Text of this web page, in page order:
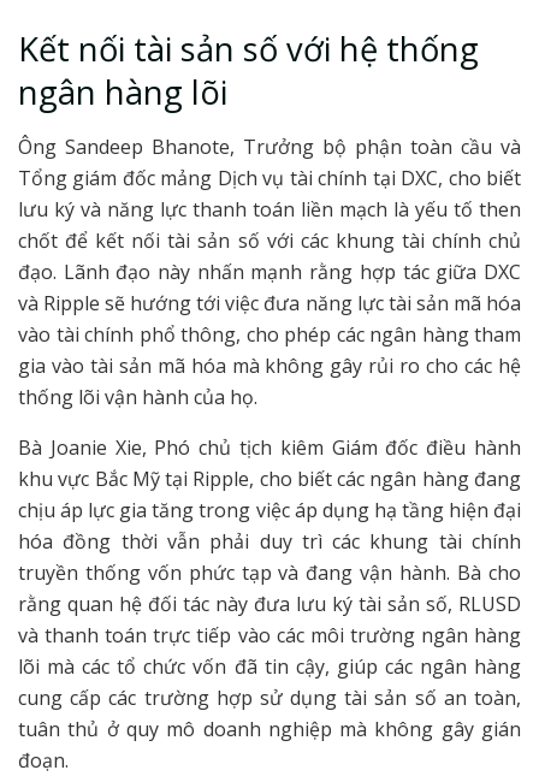
Kết nối tài sản số với hệ thống
ngân hàng lõi
Ông Sandeep Bhanote, Trưởng bộ phận toàn cầu và
Tổng giám đốc mảng Dịch vụ tài chính tại DXC, cho biết
lưu ký và năng lực thanh toán liền mạch là yếu tố then
chốt để kết nối tài sản số với các khung tài chính chủ
đạo. Lãnh đạo này nhấn mạnh rằng hợp tác giữa DXC
và Ripple sẽ hướng tới việc đưa năng lực tài sản mã hóa
vào tài chính phổ thông, cho phép các ngân hàng tham
gia vào tài sản mã hóa mà không gây rủi ro cho các hệ
thống lõi vận hành của họ.
Bà Joanie Xie, Phó chủ tịch kiêm Giám đốc điều hành
khu vực Bắc Mỹ tại Ripple, cho biết các ngân hàng đang
chịu áp lực gia tăng trong việc áp dụng hạ tầng hiện đại
hóa đồng thời vẫn phải duy trì các khung tài chính
truyền thống vốn phức tạp và đang vận hành. Bà cho
rằng quan hệ đối tác này đưa lưu ký tài sản số, RLUSD
và thanh toán trực tiếp vào các môi trường ngân hàng
lõi mà các tổ chức vốn đã tin cậy, giúp các ngân hàng
cung cấp các trường hợp sử dụng tài sản số an toàn,
tuân thủ ở quy mô doanh nghiệp mà không gây gián
đoạn.